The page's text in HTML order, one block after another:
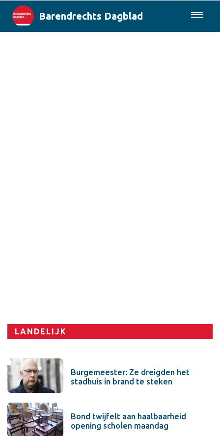
Barendrechts Dagblad
LANDELIJK
Burgemeester: Ze dreigden het
stadhuis in brand te steken
Bond twijfelt aan haalbaarheid
opening scholen maandag